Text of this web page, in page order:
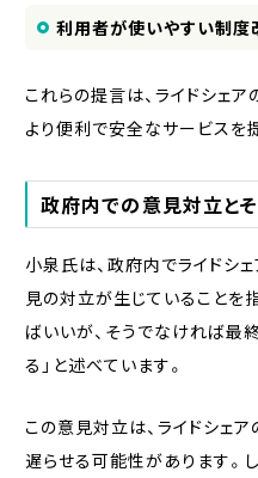
利用者が使いやすい制度
これらの提言は、ライドシェ
より便利で安全なサービスを
政府内での意見対立と
小泉氏は、政府内でライドシ
見の対立が生じていることを
ばいいが、そうでなければ最
る」と述べています。
この意見対立は、ライドシェ
遅らせる可能性があります。